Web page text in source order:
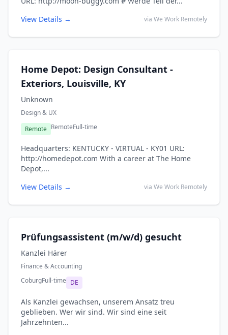
View Details →
via We Work Remotely
Home Depot: Design Consultant -
Exteriors, Louisville, KY
Unknown
Design & UX
Remote RemoteFull-time
Headquarters: KENTUCKY - VIRTUAL - KY01 URL:
http://homedepot.com With a career at The Home
Depot,...
View Details →
via We Work Remotely
Prüfungsassistent (m/w/d) gesucht
Kanzlei Härer
Finance & Accounting
CoburgFull-time DE
Als Kanzlei gewachsen, unserem Ansatz treu
geblieben. Wer wir sind. Wir sind eine seit
Jahrzehnten...